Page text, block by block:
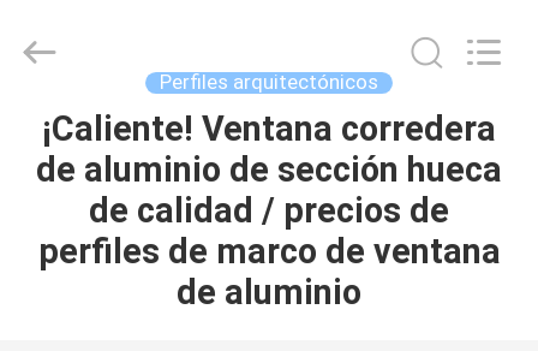
INICIO
PRODUCTOS
SOBRE
Rights
Reserved.
Perfiles arquitectónicos
¡Caliente! Ventana corredera
de aluminio de sección hueca
de calidad / precios de
perfiles de marco de ventana
de aluminio